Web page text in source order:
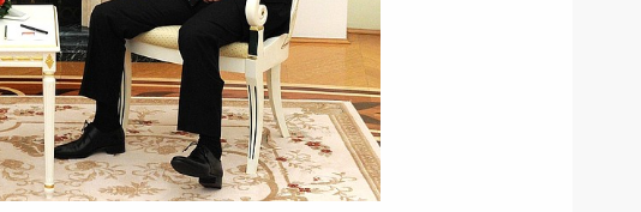
доблести»